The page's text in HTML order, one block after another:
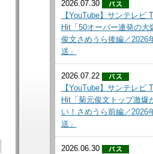
2026.07.30
【YouTube】サンテレビ
Hit「50オーバー連発の大
俊文さめうら後編／2026
送」
2026.07.22
【YouTube】サンテレビ
Hit「菊元俊文トップ激爆
い！さめうら前編／2026
送」
2026.06.30